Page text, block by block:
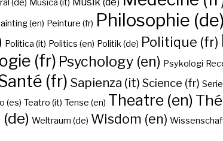
(de) Musica (it)
(en) Peinture (fr) Philosophie (de)
Politica (it) Politics (en) Politik (de) Politique (fr)
(fr) Psychology (en) Psykologi
(fr) Sapienza (it) Science (fr)
(es) Teatro (it) Tense (en) Theatre (en)
Weltraum (de) Wisdom (en)